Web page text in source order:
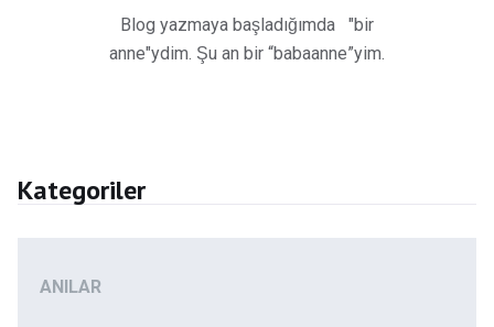
Blog yazmaya başladığımda "bir
anne"ydim. Şu an bir “babaanne”yim.
Kategoriler
ANILAR